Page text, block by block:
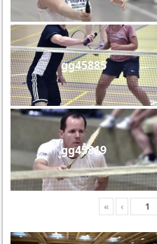
gg45885
gg45819
« ‹